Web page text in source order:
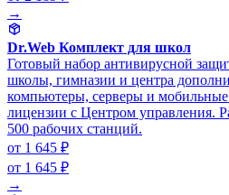
→
Dr.Web Комплект для школ
Готовый набор антивирусной
школы, гимназии и центра
компьютеры, серверы и мобильные
лицензии с Центром управления.
500 рабочих станций.
от 1 645 ₽
от 1 645 ₽
→